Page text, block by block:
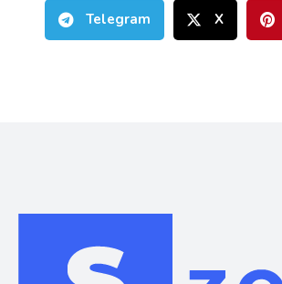
Telegram X